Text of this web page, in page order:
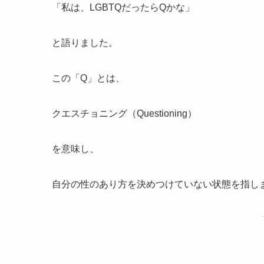
「私は、LGBTQだったらQかな」
と語りました。
この「Q」とは、
クエスチョニング（Questioning）
を意味し、
自分の性のあり方を決めつけていない状態を指し